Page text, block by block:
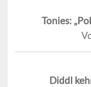
Tonies:
Diddl